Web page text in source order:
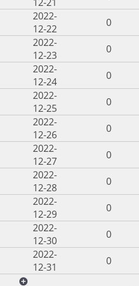
2022-
12-22
0
2022-
12-23
0
2022-
12-24
0
2022-
12-25
0
2022-
12-26
0
2022-
12-27
0
2022-
12-28
0
2022-
12-29
0
2022-
12-30
0
2022-
12-31
0